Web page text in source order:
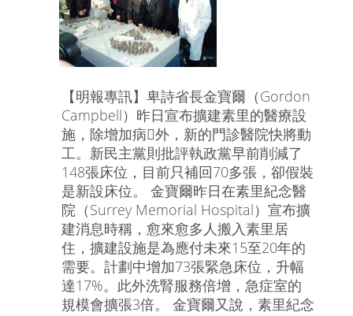
【明報專訊】卑詩省長金寶爾（Gordon
Campbell）昨日宣布擴建素里的醫療設
施，除增加病外，新的門診醫院快將動
工。新民主黨則批評執政黨早前削減了
148張床位，目前只補回70多張，卻假裝
是新設床位。 金寶爾昨日在素里紀念醫
院（Surrey Memorial Hospital）宣布擴
建消息時稱，愈來愈多人搬入素里居
住，擴建設施是為應付未來15至20年的
需要。計劃中增加73張緊急床位，升幅
達17%。此外洗腎服務倍增，急症室的
規模會擴張3倍。 金寶爾又說，素里紀念